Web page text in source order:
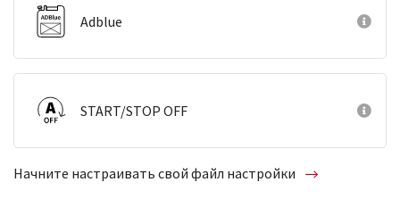
Adblue
START/STOP OFF
Начните настраивать свой файл настройки